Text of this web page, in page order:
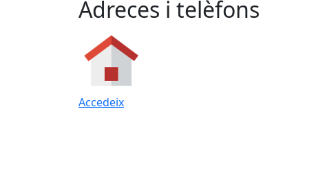
Adreces i telèfons
Accedeix